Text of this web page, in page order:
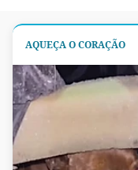
AQUEÇA O CORAÇÃO